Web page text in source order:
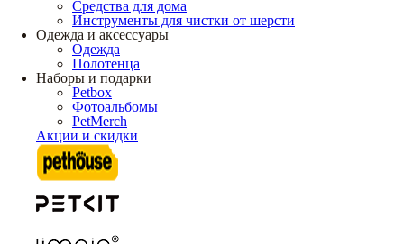
Средства для дома
Инструменты для чистки от шерсти
Одежда и аксессуары
Одежда
Полотенца
Наборы и подарки
Petbox
Фотоальбомы
PetMerch
Акции и скидки